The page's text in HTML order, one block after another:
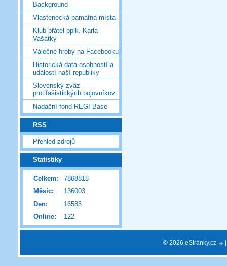
Background
Vlastenecká památná místa
Klub přátel pplk. Karla
Vašátky
Válečné hroby na Facebooku
Historická data osobností a
událostí naší republiky
Slovenský zväz
protifašistických bojovníkov
Nadační fond REGI Base
RSS
Přehled zdrojů
Statistiky
Online: 122
Celkem:
7868818
Měsíc:
136003
Den:
16585
© 2026 eStránky.cz